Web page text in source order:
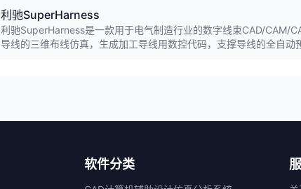
利驰SuperHarness
利驰SuperHarness是一款用于电气制造行业的数字线束CAD/CAM/
导线的三维布线仿真，生成加工导线用数控代码，支撑导线的全自动
软件分类